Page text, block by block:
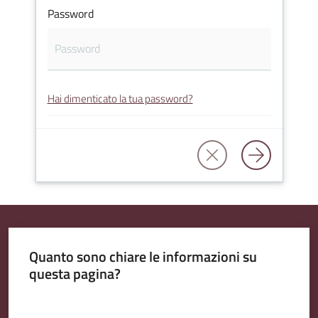
Amministrazione
Seguici
Password
Hai dimenticato la tua password?
Quanto sono chiare le informazioni su
questa pagina?